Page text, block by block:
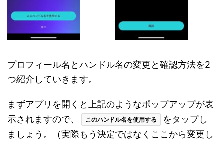
プロフィール名とハンドル名の変更と確認方法を2
つ紹介していきます。
まずアプリを開くと上記のようなポップアップが表
示されますので、
このハンドル名を使用する
をタップし
ましょう。（実際もう決定ではなくここから変更し